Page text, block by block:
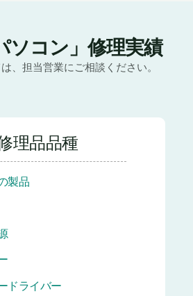
ソコン」修理実績
、担当営業にご相談ください。
理品品種
製品
ドライバー